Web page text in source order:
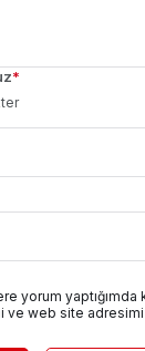
*
yorum yaptığımda
ve web site adresimi